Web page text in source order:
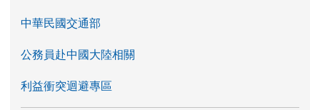
中華民國交通部
公務員赴中國大陸相關
利益衝突迴避專區